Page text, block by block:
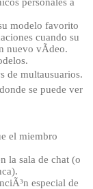
modelo favorito
cuando su
nuevo vÃ­deo.
de multausuarios.
se puede ver
el miembro
la sala de chat (o
especial de